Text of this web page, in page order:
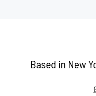
Based in New